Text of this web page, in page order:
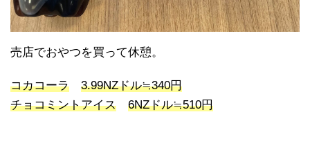
売店でおやつを買って休憩。
コカコーラ
3.99NZドル≒340円
チョコミントアイス
6NZドル≒510円